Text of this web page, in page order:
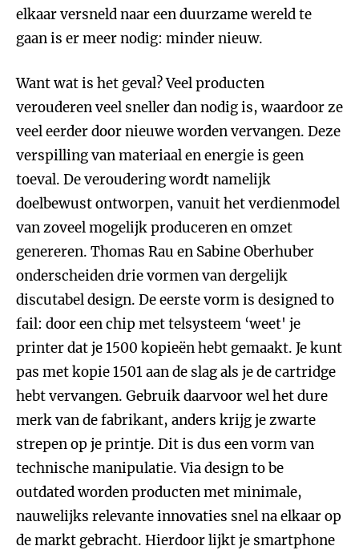
elkaar versneld naar een duurzame wereld te
gaan is er meer nodig: minder nieuw.
Want wat is het geval? Veel producten
verouderen veel sneller dan nodig is, waardoor ze
veel eerder door nieuwe worden vervangen. Deze
verspilling van materiaal en energie is geen
toeval. De veroudering wordt namelijk
doelbewust ontworpen, vanuit het verdienmodel
van zoveel mogelijk produceren en omzet
genereren. Thomas Rau en Sabine Oberhuber
onderscheiden drie vormen van dergelijk
discutabel design. De eerste vorm is designed to
fail: door een chip met telsysteem ‘weet' je
printer dat je 1500 kopieën hebt gemaakt. Je kunt
pas met kopie 1501 aan de slag als je de cartridge
hebt vervangen. Gebruik daarvoor wel het dure
merk van de fabrikant, anders krijg je zwarte
strepen op je printje. Dit is dus een vorm van
technische manipulatie. Via design to be
outdated worden producten met minimale,
nauwelijks relevante innovaties snel na elkaar op
de markt gebracht. Hierdoor lijkt je smartphone